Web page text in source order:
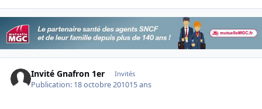
Invité Gnafron 1er Invités
Publication: 18 octobre 201015 ans